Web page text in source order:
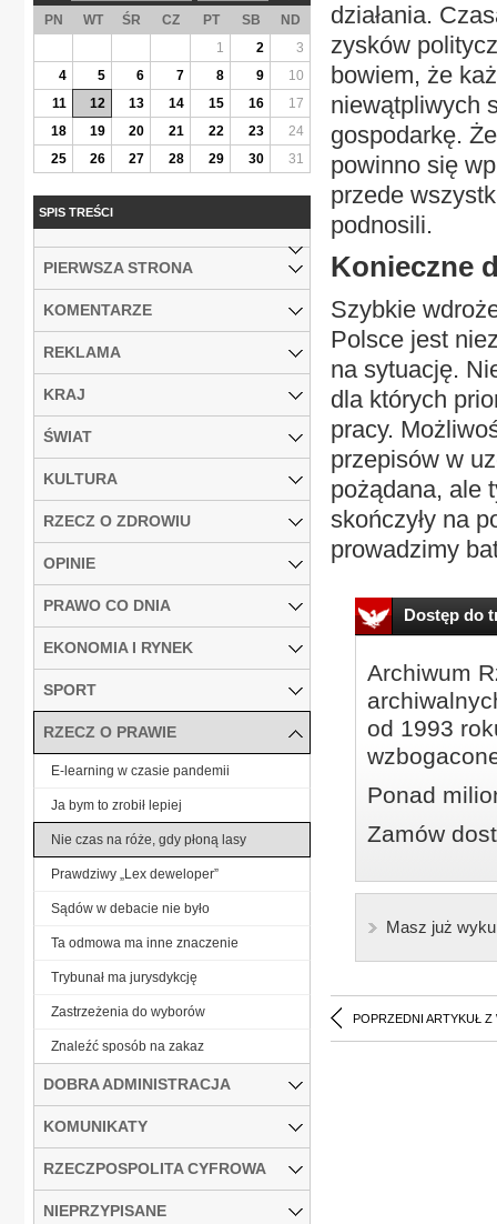
działania.
zysków
bowiem, że
niewątpliwych
gospodarkę.
powinno się
przede
podnosili.
Konieczne
Szybkie
Polsce jest
na sytuację.
dla których
pracy.
przepisów w
pożądana, ale
skończyły na
prowadzimy
Dostęp do
Archiwum
od 1993
Ponad
Zamów
Masz już
POPRZEDNI ARTYKUŁ Z
PN WT ŚR CZ PT SB
ND
1
2
3
4
5 6 7 8 9
10
11
12 13 14 15 16
17
18
19 20 21 22 23
24
25
26 27 28 29 30 31
SPIS TREŚCI
PIERWSZA STRONA
KOMENTARZE
REKLAMA
KRAJ
ŚWIAT
KULTURA
RZECZ O ZDROWIU
OPINIE
PRAWO CO DNIA
EKONOMIA I RYNEK
SPORT
RZECZ O PRAWIE
E-learning w czasie pandemii
Ja bym to zrobił lepiej
Nie czas na róże, gdy płoną lasy
Prawdziwy „Lex deweloper”
Sądów w debacie nie było
Ta odmowa ma inne znaczenie
Trybunał ma jurysdykcję
Zastrzeżenia do wyborów
Znaleźć sposób na zakaz
DOBRA ADMINISTRACJA
KOMUNIKATY
RZECZPOSPOLITA CYFROWA
NIEPRZYPISANE